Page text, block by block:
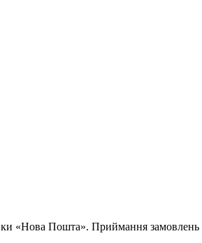
«Нова Пошта». Приймання замовлень